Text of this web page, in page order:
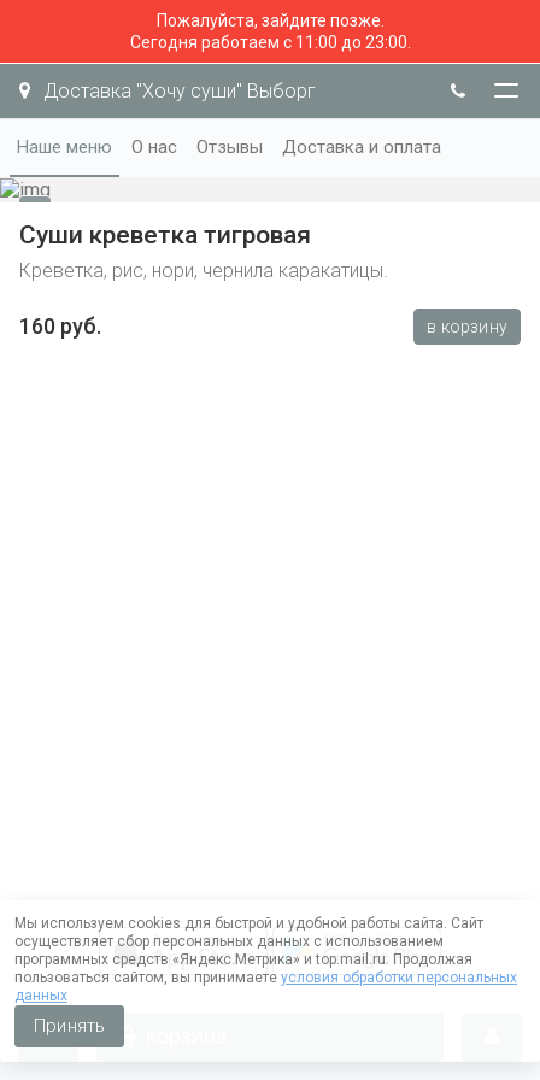
Пожалуйста, зайдите позже.
Сегодня работаем с 11:00 до 23:00.
Доставка "Хочу суши" Выборг
Наше меню О нас Отзывы Доставка и оплата
Суши креветка тигровая
Креветка, рис, нори, чернила каракатицы.
160 руб. в корзину
Мы используем cookies для быстрой и удобной работы сайта. Сайт
осуществляет сбор персональных данных с использованием
программных средств «Яндекс.Метрика» и top.mail.ru. Продолжая
пользоваться сайтом, вы принимаете условия обработки персональных
данных
Принять